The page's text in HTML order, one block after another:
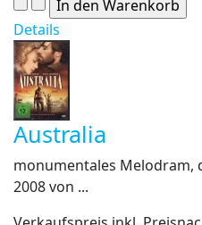
Details
Australia
monumentales Melodram,
2008 von ...